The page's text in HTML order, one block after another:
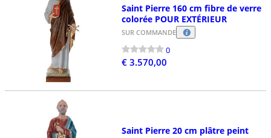
Saint Pierre 160 cm fibre de verre
colorée POUR EXTÉRIEUR
SUR COMMANDE
0
€ 3.570,00
Saint Pierre 20 cm plâtre peint